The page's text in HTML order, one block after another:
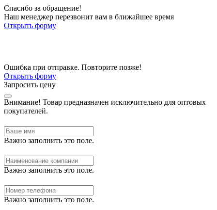
Спасибо за обращение!
Наш менеджер перезвонит вам в ближайшее время
Открыть форму
Ошибка при отправке. Повторите позже!
Открыть форму
Запросить цену
Внимание! Товар предназначен исключительно для оптовых
покупателей.
Важно заполнить это поле.
Важно заполнить это поле.
Важно заполнить это поле.